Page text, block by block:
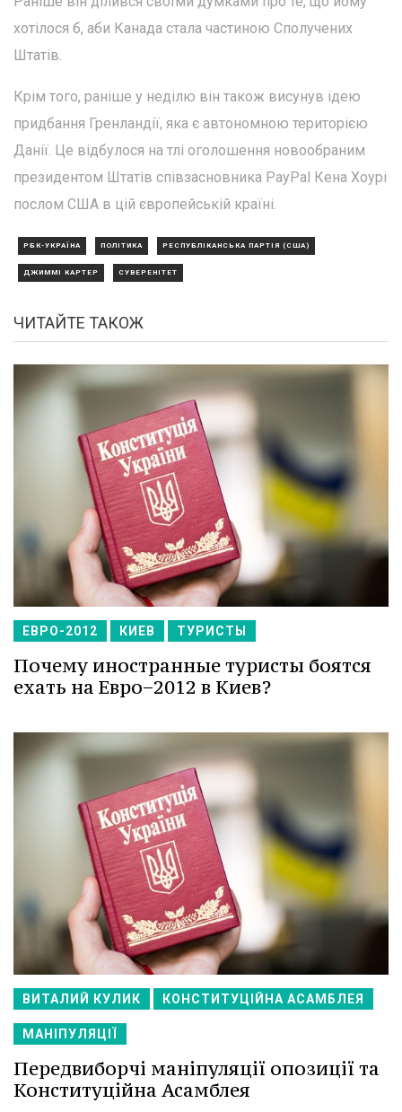
хотілося б, аби Канада стала частиною Сполучених
Штатів.
Крім того, раніше у неділю він також висунув ідею
придбання Гренландії, яка є автономною територією
Данії. Це відбулося на тлі оголошення новообраним
президентом Штатів співзасновника PayPal Кена Хоурі
послом США в цій європейській країні.
РБК-УКРАЇНА ПОЛІТИКА РЕСПУБЛІКАНСЬКА ПАРТІЯ (США)
ДЖИММІ КАРТЕР СУВЕРЕНІТЕТ
ЧИТАЙТЕ ТАКОЖ
ЕВРО-2012 КИЕВ ТУРИСТЫ
Почему иностранные туристы боятся
ехать на Евро−2012 в Киев?
ВИТАЛИЙ КУЛИК КОНСТИТУЦІЙНА АСАМБЛЕЯ
МАНІПУЛЯЦІЇ
Передвиборчі маніпуляції опозиції та
Конституційна Асамблея